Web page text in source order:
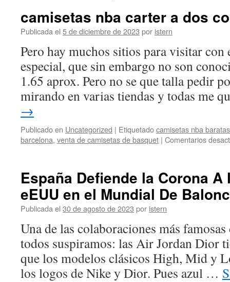
camisetas nba carter a dos
Publicada el 5 de diciembre de 2023 por istern
Pero hay muchos sitios para visitar con
especial, que sin embargo no son
1.65 aprox. Pero no se que talla pedir
mirando en varias tiendas y todas me
→
Publicado en Uncategorized | Etiquetadocamisetas nba
barcelona, venta de camisetas de basquet | Comentarios
España Defiende la Corona
eEUU en el Mundial De
Publicada el 30 de agosto de 2023 por istern
Una de las colaboraciones más
todos suspiramos: las Air Jordan Dior
que los modelos clásicos High, Mid y
los logos de Nike y Dior. Pues azul …